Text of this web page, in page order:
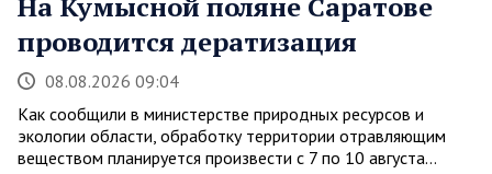
проводится дератизация
08.08.2026 09:04
Как сообщили в министерстве природных ресурсов и
экологии области, обработку территории отравляющим
веществом планируется произвести с 7 по 10 августа…